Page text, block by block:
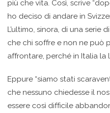
più che vita. Così, scrive
ho deciso di andare in
L’ultimo, sinora, di una serie
che chi soffre e non ne può
affrontare, perché in Italia la
Eppure “siamo stati
che nessuno chiedesse il
essere così difficile